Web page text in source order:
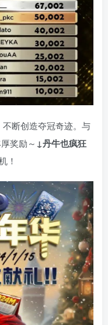
断创造夺冠奇迹。与
奖励～ ↓丹牛也疯狂
！